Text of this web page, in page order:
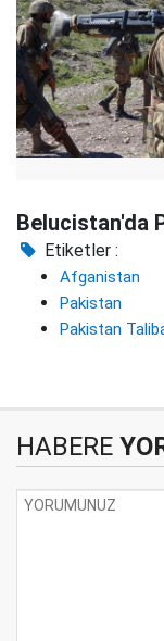
Belucistan'da
Etiketler :
Afganistan
Pakistan
Pakistan
HABERE